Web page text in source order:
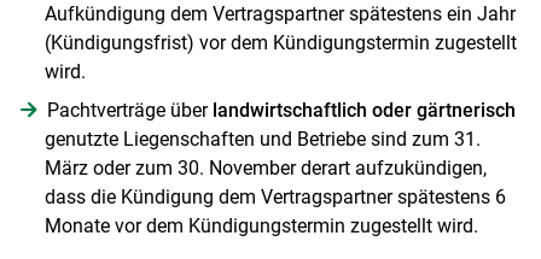
Aufkündigung dem Vertragspartner spätestens ein Jahr
(Kündigungsfrist) vor dem Kündigungstermin zugestellt
wird.
Pachtverträge über landwirtschaftlich oder gärtnerisch
genutzte Liegenschaften und Betriebe sind zum 31.
März oder zum 30. November derart aufzukündigen,
dass die Kündigung dem Vertragspartner spätestens 6
Monate vor dem Kündigungstermin zugestellt wird.